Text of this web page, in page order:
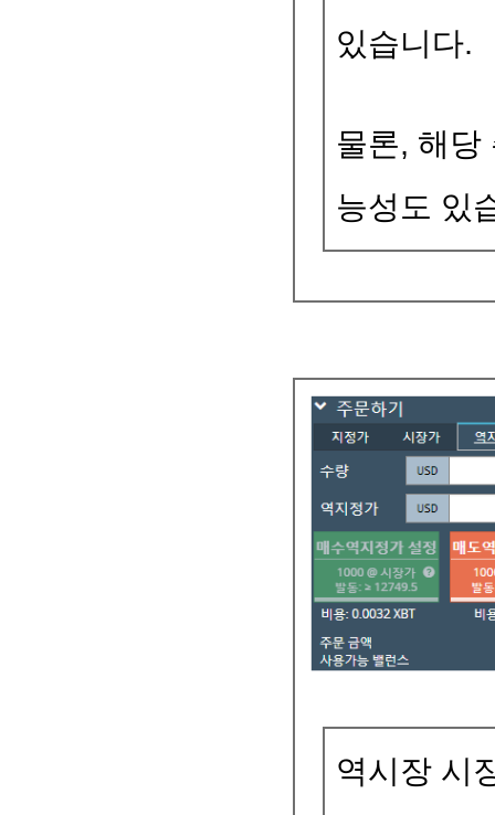
있습니다.
물론, 해당
능성도 있
역시장 시